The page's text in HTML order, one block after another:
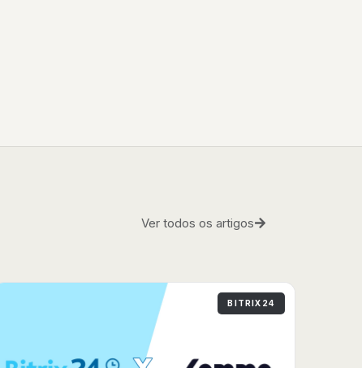
Ver todos os artigos
BITRIX24